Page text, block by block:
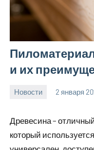
и их
Новости 2 января
Древесина –
который